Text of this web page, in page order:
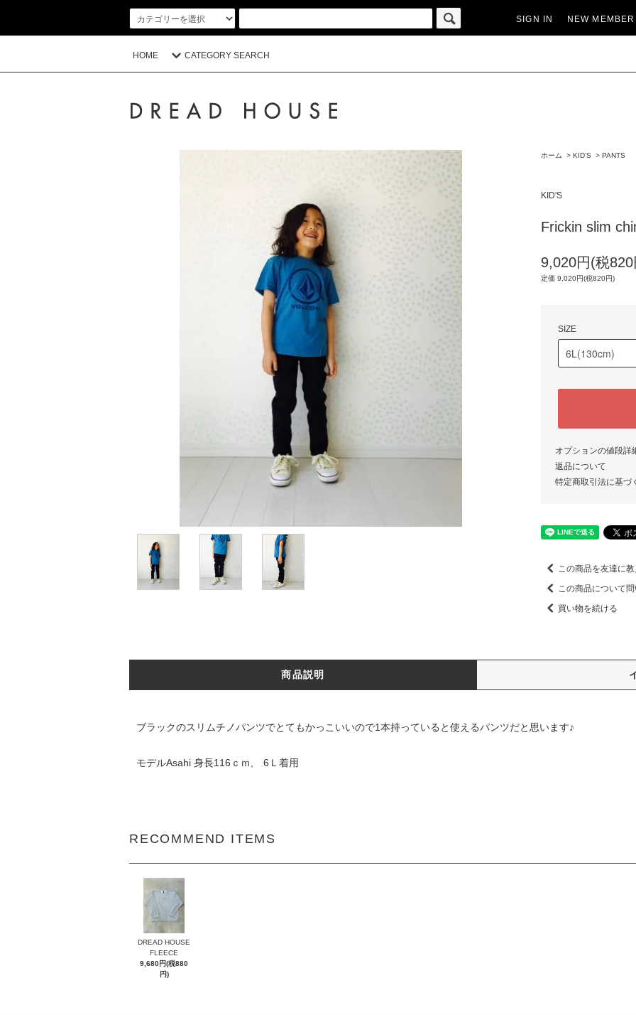
SIGN IN NEW MEMBER
HOME CATEGORY SEARCH
ホーム > KID'S > PANTS
KID'S
Frickin slim
9,020円(税
定価 9,020円(税820円)
SIZE
オプションの値段詳
返品について
特定商取引法に基づ
この商品を友達に
この商品について
買い物を続ける
商品説明
ブラックのスリムチノパンツでとてもかっこいいので1本持っていると使えるパンツだと思います♪
モデルAsahi 身長116ｃｍ, 6Ｌ着用
RECOMMEND ITEMS
DREAD HOUSE
FLEECE
9,680円(税880
円)